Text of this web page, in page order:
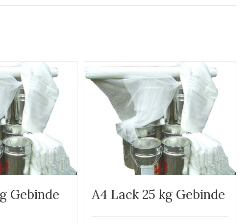
Gebinde A4 Lack 25 kg Gebinde